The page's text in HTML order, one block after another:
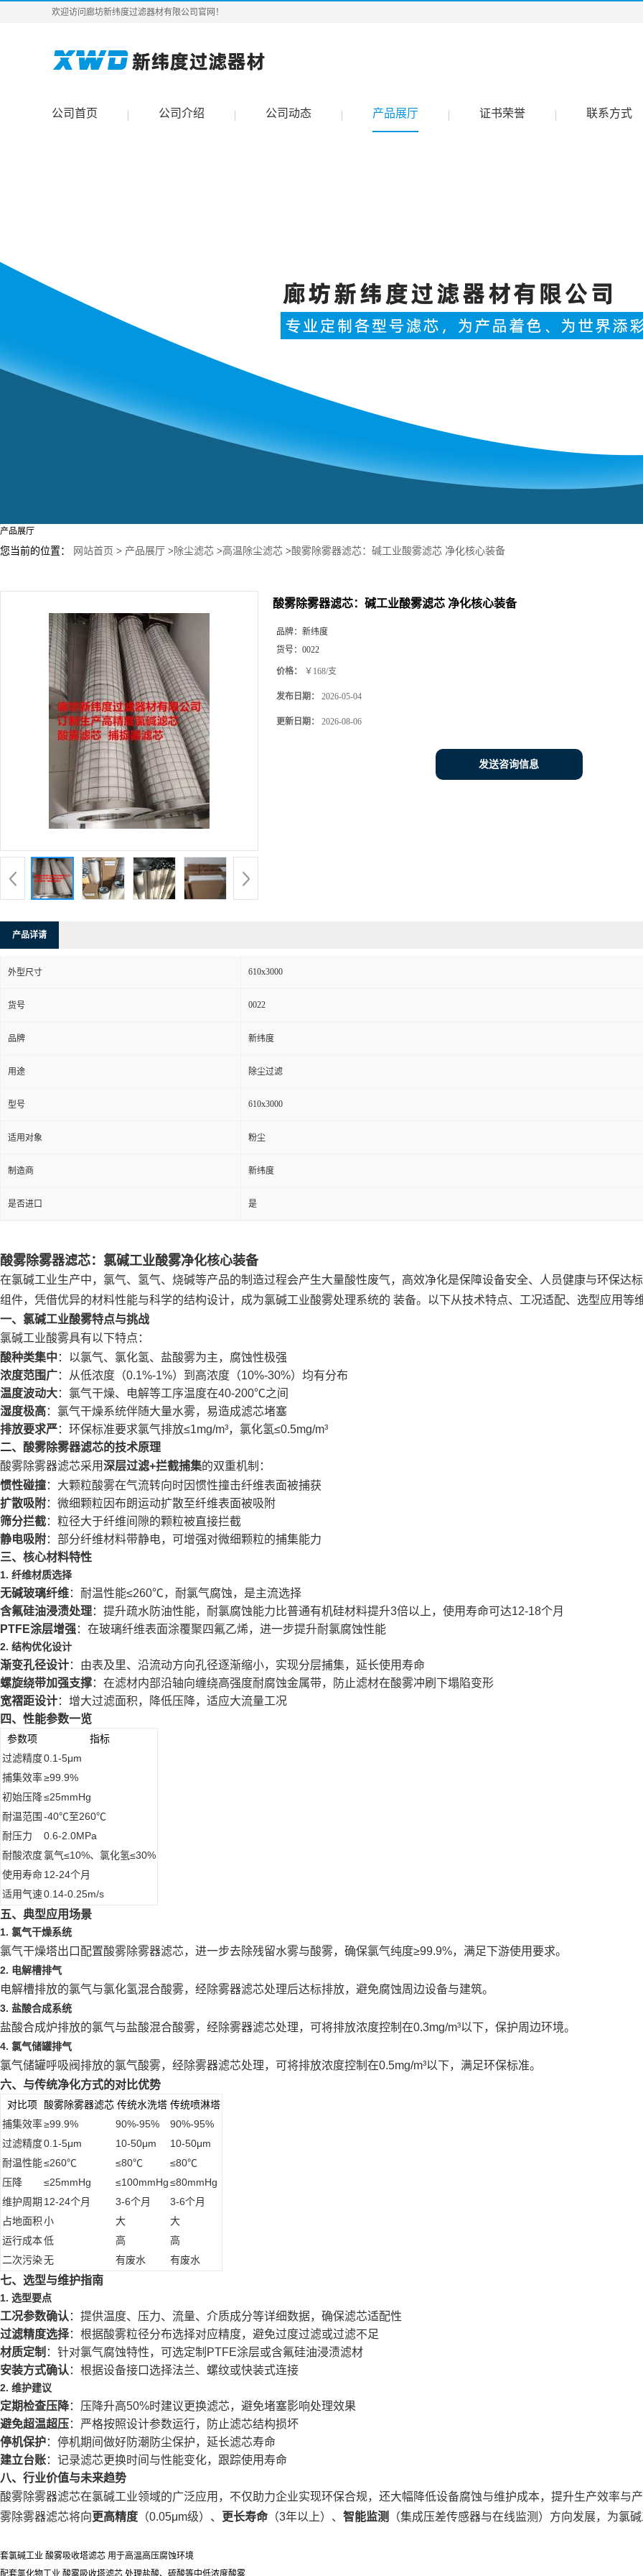
欢迎访问廊坊新纬度过滤器材有限公司官网！
公司首页 公司介绍 公司动态 产品展厅 证书荣誉 联系方式
产品展厅
您当前的位置： 网站首页 > 产品展厅 >除尘滤芯 >高温除尘滤芯 >酸雾除雾器滤芯：碱工业酸雾滤芯 净化核心装备
酸雾除雾器滤芯：碱工业酸雾滤芯 净化核心装备
品牌： 新纬度
货号： 0022
价格： ￥168/支
发布日期： 2026-05-04
更新日期： 2026-08-06
发送咨询信息
产品详请
外型尺寸 610x3000
货号 0022
品牌 新纬度
用途 除尘过滤
型号 610x3000
适用对象 粉尘
制造商 新纬度
是否进口 是
酸雾除雾器滤芯：氯碱工业酸雾净化核心装备
在氯碱工业生产中，氯气、氢气、烧碱等产品的制造过程会产生大量酸性废气，高效净化是保障设备安全、人员健康与环保达标
组件，凭借优异的材料性能与科学的结构设计，成为氯碱工业酸雾处理系统的 装备。以下从技术特点、工况适配、选型应用等
一、氯碱工业酸雾特点与挑战
氯碱工业酸雾具有以下特点：
酸种类集中 ：以氯气、氯化氢、盐酸雾为主，腐蚀性极强
浓度范围广：从低浓度（0.1%-1%）到高浓度（10%-30%）均有分布
温度波动大：氯气干燥、电解等工序温度在40-200℃之间
湿度极高：氯气干燥系统伴随大量水雾，易造成滤芯堵塞
排放要求严：环保标准要求氯气排放≤1mg/m³，氯化氢≤0.5mg/m³
二、酸雾除雾器滤芯的技术原理
酸雾除雾器滤芯采用深层过滤+拦截捕集的双重机制：
惯性碰撞：大颗粒酸雾在气流转向时因惯性撞击纤维表面被捕获
扩散吸附：微细颗粒因布朗运动扩散至纤维表面被吸附
筛分拦截：粒径大于纤维间隙的颗粒被直接拦截
静电吸附：部分纤维材料带静电，可增强对微细颗粒的捕集能力
三、核心材料特性
1. 纤维材质选择
无碱玻璃纤维：耐温性能≤260℃，耐氯气腐蚀，是主流选择
含氟硅油浸渍处理：提升疏水防油性能，耐氯腐蚀能力比普通有机硅材料提升3倍以上，使用寿命可达12-18个月
PTFE涂层增强：在玻璃纤维表面涂覆聚四氟乙烯，进一步提升耐氯腐蚀性能
2. 结构优化设计
渐变孔径设计：由表及里、沿流动方向孔径逐渐缩小，实现分层捕集，延长使用寿命
螺旋绕带加强支撑：在滤材内部沿轴向缠绕高强度耐腐蚀金属带，防止滤材在酸雾冲刷下塌陷变形
宽褶距设计：增大过滤面积，降低压降，适应大流量工况
四、性能参数一览
参数项
指标
过滤精度0.1-5μm
捕集效率≥99.9%
初始压降≤25mmHg
耐温范围 -40℃至260℃
耐压力
0.6-2.0MPa
耐酸浓度氯气≤10%、氯化氢≤30%
使用寿命12-24个月
适用气速0.14-0.25m/s
五、典型应用场景
1. 氯气干燥系统
氯气干燥塔出口配置酸雾除雾器滤芯，进一步去除残留水雾与酸雾，确保氯气纯度≥99.9%，满足下游使用要求。
2. 电解槽排气
电解槽排放的氯气与氯化氢混合酸雾，经除雾器滤芯处理后达标排放，避免腐蚀周边设备与建筑。
3. 盐酸合成系统
盐酸合成炉排放的氯气与盐酸混合酸雾，经除雾器滤芯处理，可将排放浓度控制在0.3mg/m³以下，保护周边环境。
4. 氯气储罐排气
氯气储罐呼吸阀排放的氯气酸雾，经除雾器滤芯处理，可将排放浓度控制在0.5mg/m³以下，满足环保标准。
六、与传统净化方式的对比优势
对比项 酸雾除雾器滤芯 传统水洗塔 传统喷淋塔
捕集效率≥99.9% 90%-95%
90%-95%
过滤精度0.1-5μm 10-50μm
10-50μm
耐温性能≤260℃ ≤80℃
≤80℃
压降
≤25mmHg ≤100mmHg≤80mmHg
维护周期 12-24个月 3-6个月
3-6个月
占地面积小 大
大
运行成本低 高
高
二次污染无 有废水 有废水
七、选型与维护指南
1. 选型要点
工况参数确认 ：提供温度、压力、流量、介质成分等详细数据，确保滤芯适配性
过滤精度选择：根据酸雾粒径分布选择对应精度，避免过度过滤或过滤不足
材质定制 ：针对氯气腐蚀特性，可选定制PTFE涂层或含氟硅油浸渍滤材
安装方式确认 ：根据设备接口选择法兰、螺纹或快装式连接
2. 维护建议
定期检查压降：压降升高50%时建议更换滤芯，避免堵塞影响处理效果
避免超温超压：严格按照设计参数运行，防止滤芯结构损坏
停机保护：停机期间做好防潮防尘保护，延长滤芯寿命
建立台账：记录滤芯更换时间与性能变化，跟踪使用寿命
八、行业价值与未来趋势
酸雾除雾器滤芯在氯碱工业领域的广泛应用，不仅助力企业实现环保合规，还大幅降低设备腐蚀与维护成本，提升生产效率与
雾除雾器滤芯将向更高精度 （0.05μm级）、 更长寿命 （3年以上）、 智能监测 （集成压差传感器与在线监测）方向发展，为氯
套氯碱工业 酸雾吸收塔滤芯 用于高温高压腐蚀环境
配套氯化物工业 酸雾吸收塔滤芯 处理盐酸、硫酸等中低浓度酸雾